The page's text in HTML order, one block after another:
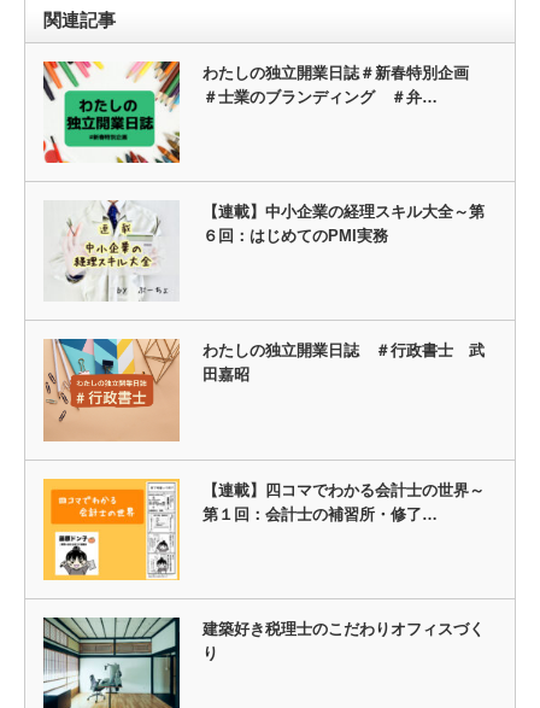
関連記事
わたしの独立開業日誌＃新春特別企画
＃士業のブランディング ＃弁…
【連載】中小企業の経理スキル大全～第
６回：はじめてのPMI実務
わたしの独立開業日誌 ＃行政書士 武
田嘉昭
【連載】四コマでわかる会計士の世界～
第１回：会計士の補習所・修了…
建築好き税理士のこだわりオフィスづく
り